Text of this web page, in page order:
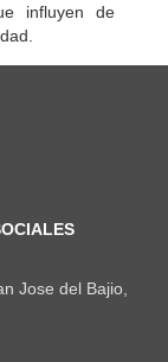
influyen de
Jose del Bajio,